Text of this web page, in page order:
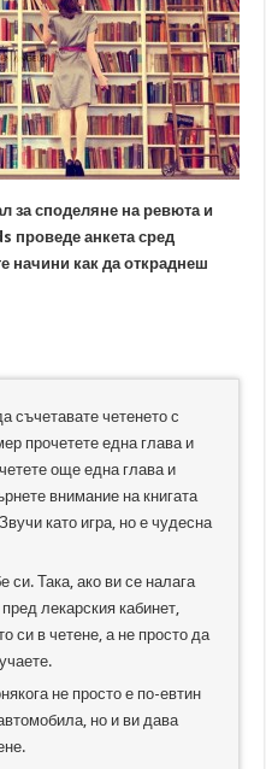
за споделяне на ревюта и
проведе анкета сред
начини как да откраднеш
съчетавате четенето с
прочетете една глава и
още една глава и
внимание на книгата
като игра, но е чудесна
си. Така, ако ви се налага
лекарския кабинет,
си в четене, а не просто да
не просто е по-евтин
но и ви дава